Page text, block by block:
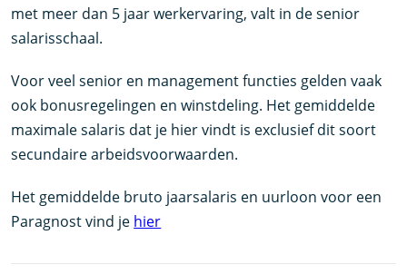
met meer dan 5 jaar werkervaring, valt in de senior
salarisschaal.
Voor veel senior en management functies gelden vaak
ook bonusregelingen en winstdeling. Het gemiddelde
maximale salaris dat je hier vindt is exclusief dit soort
secundaire arbeidsvoorwaarden.
Het gemiddelde bruto jaarsalaris en uurloon voor een
Paragnost vind je hier